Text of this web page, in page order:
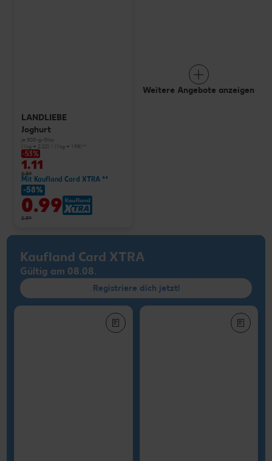
LANDLIEBE
Joghurt
je 500-g-Glas
(1 kg = 2.22) / (1 kg = 1.98)**
-53%
1.11
2.39
Mit Kaufland Card XTRA **
-58%
0.99
2.39
Weitere Angebote anzeigen
Kaufland Card XTRA
Gültig am 08.08.
Registriere dich jetzt!